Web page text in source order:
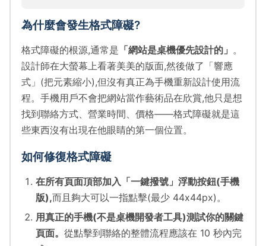
為什麼會發生格式障礙?
格式障礙的根源,通常是 「網站是桌機優先設計的」 。
設計師在大螢幕上看著美美的版面,然後做了「響應
式」(把元素縮小),但沒有真正為手機重新設計使用流
程。手機用戶不會把網站當作藝術品在欣賞,他只是想
找到聯絡方式、營業時間、價格——格式障礙就是這
些東西沒有出現在他眼睛的第一個位置。
如何修復格式障礙
在所有頁面頂部加入「一鍵撥號」浮動按鈕(手機
版),而且夠大可以一指點擊(最少 44x44px)。
用真正的手機(不是桌機開發者工具)測試你的關鍵
頁面。 從點擊到聯絡的整體流程應該在 10 秒內完